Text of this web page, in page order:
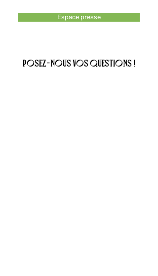
Espace presse
Posez-nous vos questions !